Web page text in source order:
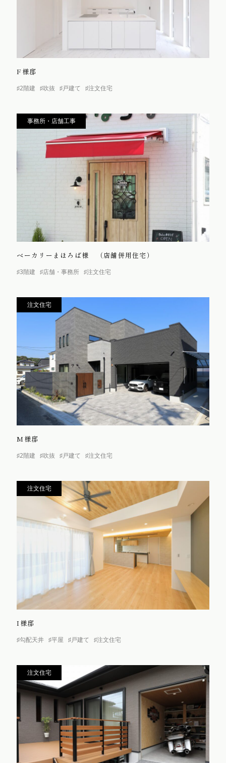
F様邸
♯2階建 ♯吹抜 ♯戸建て ♯注文住宅
事務所・店舗工事
ベーカリーまほろば様 （店舗併用住宅）
♯3階建 ♯店舗・事務所 ♯注文住宅
注文住宅
M様邸
♯2階建 ♯吹抜 ♯戸建て ♯注文住宅
注文住宅
I様邸
♯勾配天井 ♯平屋 ♯戸建て ♯注文住宅
注文住宅